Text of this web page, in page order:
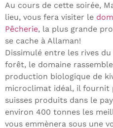
Au cours de cette soirée,
lieu, vous fera visiter le
Pêcherie, la plus grande
se cache à Allaman!
Dissimulé entre les rives
forêt, le domaine
production biologique de
microclimat idéal, il fournit
suisses produits dans le
environ 400 tonnes les
vous emmènera sous une